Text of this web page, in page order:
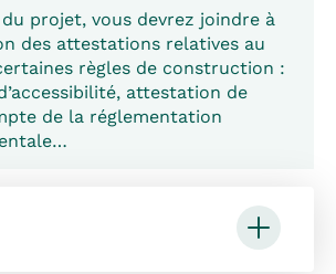
projet, vous devrez joindre à
des attestations relatives au
règles de construction :
attestation de
de la réglementation